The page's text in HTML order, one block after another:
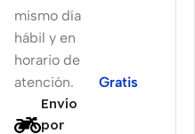
mismo día
hábil y en
horario de
atención.
Gratis
Envío
por